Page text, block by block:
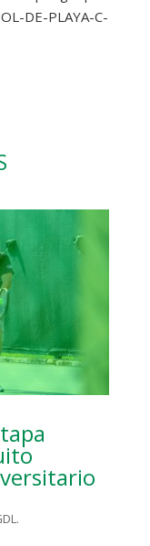
DE-PLAYA-C-